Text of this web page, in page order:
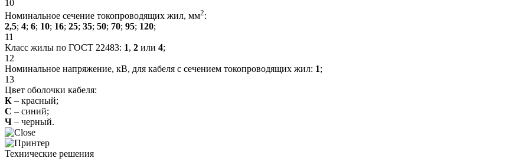
10
Номинальное сечение токопроводящих жил, мм2:
2,5; 4; 6; 10; 16; 25; 35; 50; 70; 95; 120;
11
Класс жилы по ГОСТ 22483: 1, 2 или 4;
12
Номинальное напряжение, кВ, для кабеля с сечением токопроводящих жил: 1;
13
Цвет оболочки кабеля:
К – красный;
С – синий;
Ч – черный.
Технические решения